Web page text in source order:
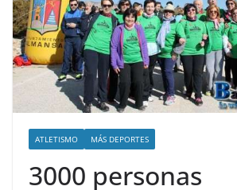
ATLETISMO MÁS DEPORTES
3000 personas